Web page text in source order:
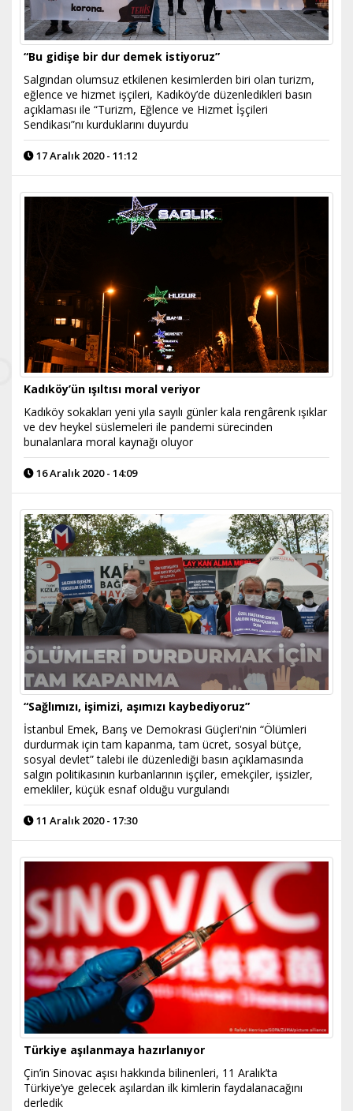
“Bu gidişe bir dur demek istiyoruz”
Salgından olumsuz etkilenen kesimlerden biri olan turizm,
eğlence ve hizmet işçileri, Kadıköy’de düzenledikleri basın
açıklaması ile “Turizm, Eğlence ve Hizmet İşçileri
Sendikası”nı kurduklarını duyurdu
17 Aralık 2020 - 11:12
Kadıköy’ün ışıltısı moral veriyor
Kadıköy sokakları yeni yıla sayılı günler kala rengârenk ışıklar
ve dev heykel süslemeleri ile pandemi sürecinden
bunalanlara moral kaynağı oluyor
16 Aralık 2020 - 14:09
“Sağlımızı, işimizi, aşımızı kaybediyoruz”
İstanbul Emek, Barış ve Demokrasi Güçleri'nin “Ölümleri
durdurmak için tam kapanma, tam ücret, sosyal bütçe,
sosyal devlet” talebi ile düzenlediği basın açıklamasında
salgın politikasının kurbanlarının işçiler, emekçiler, işsizler,
emekliler, küçük esnaf olduğu vurgulandı
11 Aralık 2020 - 17:30
Türkiye aşılanmaya hazırlanıyor
Çin’in Sinovac aşısı hakkında bilinenleri, 11 Aralık’ta
Türkiye’ye gelecek aşılardan ilk kimlerin faydalanacağını
derledik